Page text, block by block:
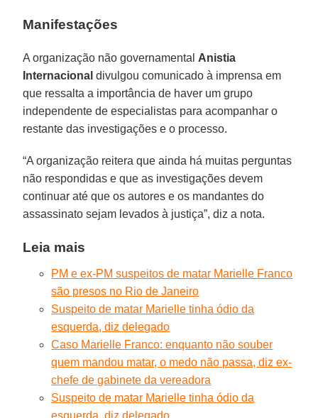
Manifestações
A organização não governamental Anistia
Internacional divulgou comunicado à imprensa em
que ressalta a importância de haver um grupo
independente de especialistas para acompanhar o
restante das investigações e o processo.
“A organização reitera que ainda há muitas perguntas
não respondidas e que as investigações devem
continuar até que os autores e os mandantes do
assassinato sejam levados à justiça”, diz a nota.
Leia mais
PM e ex-PM suspeitos de matar Marielle Franco
são presos no Rio de Janeiro
Suspeito de matar Marielle tinha ódio da
esquerda, diz delegado
Caso Marielle Franco: enquanto não souber
quem mandou matar, o medo não passa, diz ex-
chefe de gabinete da vereadora
Suspeito de matar Marielle tinha ódio da
esquerda, diz delegado